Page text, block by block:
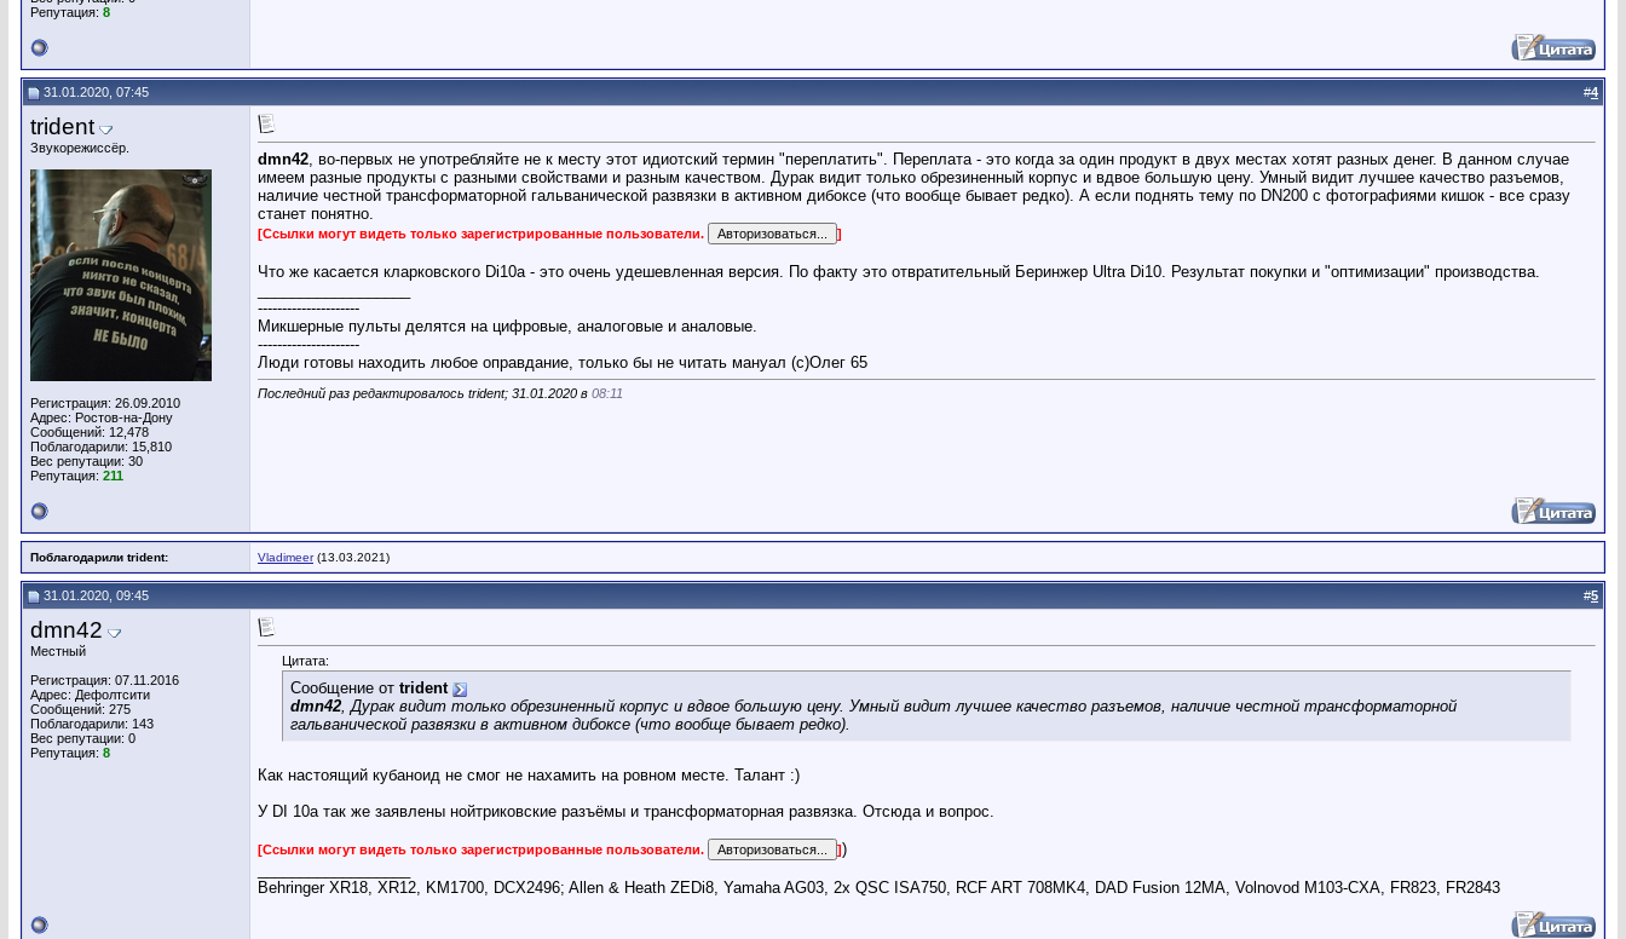
Репутация: 8
31.01.2020, 07:45 #4
trident
Звукорежиссёр.
Регистрация: 26.09.2010
Адрес: Ростов-на-Дону
Сообщений: 12,478
Поблагодарили: 15,810
Вес репутации: 30
Репутация: 211
dmn42, во-первых не употребляйте не к месту этот идиотский термин "переплатить". Переплата - это когда за один продукт в двух местах хотят разных денег. В данном случае
имеем разные продукты с разными свойствами и разным качеством. Дурак видит только обрезиненный корпус и вдвое большую цену. Умный видит лучшее качество разъемов,
наличие честной трансформаторной гальванической развязки в активном дибоксе (что вообще бывает редко). А если поднять тему по DN200 c фотографиями кишок - все сразу
станет понятно.
[Ссылки могут видеть только зарегистрированные пользователи. ]
Что же касается кларковского Di10a - это очень удешевленная версия. По факту это отвратительный Беринжер Ultra Di10. Результат покупки и "оптимизации" производства.
---------------------
Микшерные пульты делятся на цифровые, аналоговые и аналовые.
---------------------
Люди готовы находить любое оправдание, только бы не читать мануал (с)Олег 65
Последний раз редактировалось trident; 31.01.2020 в 08:11
Поблагодарили trident: Vladimeer(13.03.2021)
31.01.2020, 09:45 #5
dmn42
Местный
Регистрация: 07.11.2016
Адрес: Дефолтсити
Сообщений: 275
Поблагодарили: 143
Вес репутации: 0
Репутация: 8
Цитата:
Сообщение от trident
dmn42, Дурак видит только обрезиненный корпус и вдвое большую цену. Умный видит лучшее качество разъемов, наличие честной трансформаторной
гальванической развязки в активном дибоксе (что вообще бывает редко).
Как настоящий кубаноид не смог не нахамить на ровном месте. Талант :)
У DI 10a так же заявлены нойтриковские разъёмы и трансформаторная развязка. Отсюда и вопрос.
[Ссылки могут видеть только зарегистрированные пользователи. ])
Behringer XR18, XR12, KM1700, DCX2496; Allen & Heath ZEDi8, Yamaha AG03, 2x QSC ISA750, RCF ART 708MK4, DAD Fusion 12MA, Volnovod M103-CXA, FR823, FR2843